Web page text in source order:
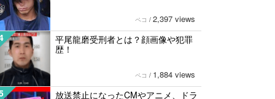
ペコ / 2,397 views
平尾龍磨受刑者とは？顔画像や犯罪
歴！
ペコ / 1,884 views
放送禁止になったCMやアニメ、ドラ